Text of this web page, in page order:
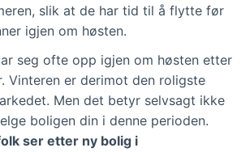
slik at de har tid til å flytte før
igjen om høsten.
seg ofte opp igjen om høsten etter
Vinteren er derimot den roligste
Men det betyr selvsagt ikke
boligen din i denne perioden.
ser etter ny bolig i